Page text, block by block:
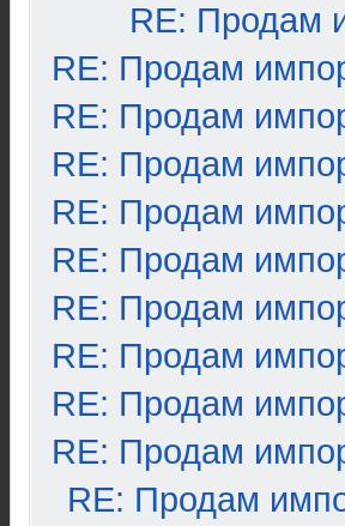
RE: Продам
RE: Продам
RE: Продам
RE: Продам
RE: Продам
RE: Продам
RE: Продам
RE: Продам
RE: Продам
RE: Продам
RE: Продам